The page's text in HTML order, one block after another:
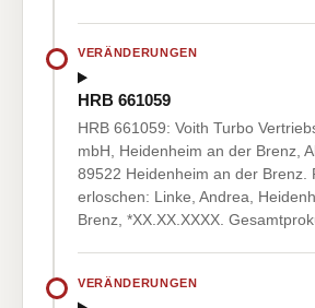
VERÄNDERUNGEN
HRB 661059
HRB 661059: Voith Turbo
mbH, Heidenheim an der Brenz,
89522 Heidenheim an der Brenz.
erloschen: Linke, Andrea,
Brenz, *XX.XX.XXXX.
VERÄNDERUNGEN